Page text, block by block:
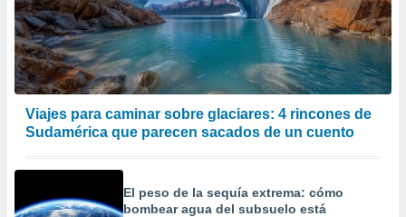
Viajes para caminar sobre glaciares: 4 rincones de
Sudamérica que parecen sacados de un cuento
El peso de la sequía extrema: cómo
bombear agua del subsuelo está